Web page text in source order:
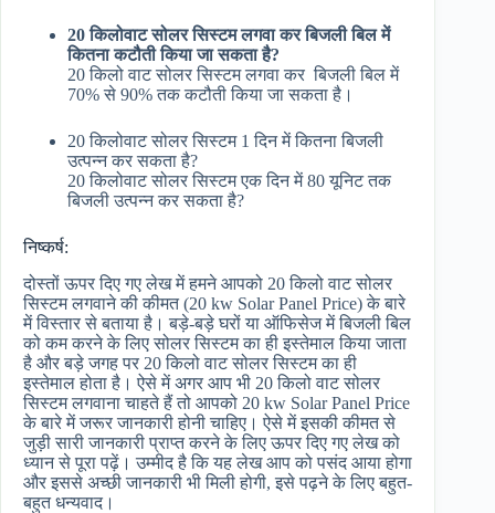
20 किलोवाट सोलर सिस्टम लगवा कर बिजली बिल में
कितना कटौती किया जा सकता है?
20 किलो वाट सोलर सिस्टम लगवा कर बिजली बिल में
70% से 90% तक कटौती किया जा सकता है।
20 किलोवाट सोलर सिस्टम 1 दिन में कितना बिजली
उत्पन्न कर सकता है?
20 किलोवाट सोलर सिस्टम एक दिन में 80 यूनिट तक
बिजली उत्पन्न कर सकता है?
निष्कर्ष:
दोस्तों ऊपर दिए गए लेख में हमने आपको 20 किलो वाट सोलर
सिस्टम लगवाने की कीमत (20 kw Solar Panel Price) के बारे
में विस्तार से बताया है। बड़े-बड़े घरों या ऑफिसेज में बिजली बिल
को कम करने के लिए सोलर सिस्टम का ही इस्तेमाल किया जाता
है और बड़े जगह पर 20 किलो वाट सोलर सिस्टम का ही
इस्तेमाल होता है। ऐसे में अगर आप भी 20 किलो वाट सोलर
सिस्टम लगवाना चाहते हैं तो आपको 20 kw Solar Panel Price
के बारे में जरूर जानकारी होनी चाहिए। ऐसे में इसकी कीमत से
जुड़ी सारी जानकारी प्राप्त करने के लिए ऊपर दिए गए लेख को
ध्यान से पूरा पढ़ें। उम्मीद है कि यह लेख आप को पसंद आया होगा
और इससे अच्छी जानकारी भी मिली होगी, इसे पढ़ने के लिए बहुत-
बहुत धन्यवाद।